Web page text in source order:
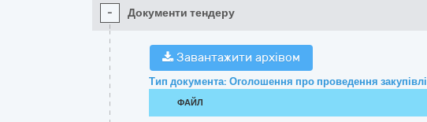
- Документи тендеру
Завантажити архівом
Тип документа: Оголошення про проведення закупівлі
ФАЙЛ